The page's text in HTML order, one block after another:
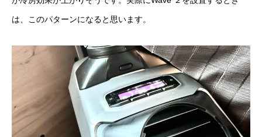
は、このパターンになると思います。